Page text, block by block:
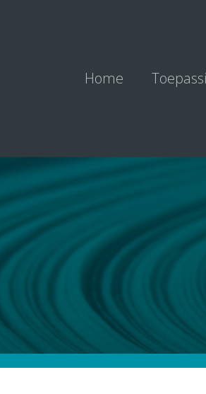
Home